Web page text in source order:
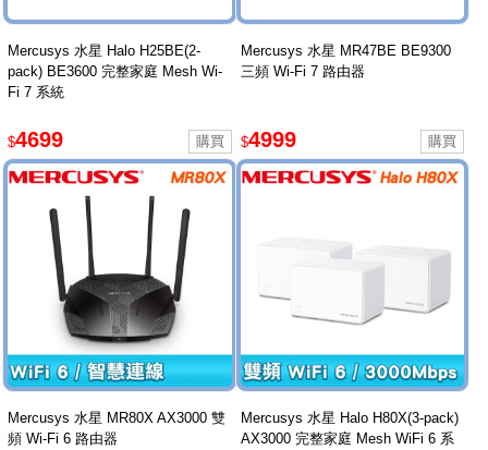
Mercusys 水星 Halo H25BE(2-
pack) BE3600 完整家庭 Mesh Wi-
Fi 7 系統
$4699
Mercusys 水星 MR47BE BE9300
三頻 Wi-Fi 7 路由器
$4999
Mercusys 水星 MR80X AX3000 雙
頻 Wi-Fi 6 路由器
Mercusys 水星 Halo H80X(3-pack)
AX3000 完整家庭 Mesh WiFi 6 系